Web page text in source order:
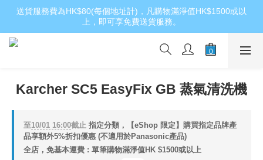
送貨服務費為HK$80(每個地址計)，凡購物滿淨值HK$1500或以
上，即可享免費送貨服務。
Karcher SC5 EasyFix GB 蒸氣清洗機
至10/01 16:00截止 指定分類，【eShop 限定】購買指定品牌產
品享額外5%折扣優惠 (不適用於Panasonic產品)
全店，免基本運費 : 單筆購物滿淨值HK $1500或以上